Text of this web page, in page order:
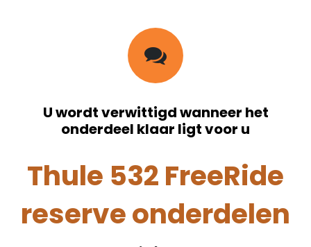
U wordt verwittigd wanneer het
onderdeel klaar ligt voor u
Thule 532 FreeRide
reserve onderdelen